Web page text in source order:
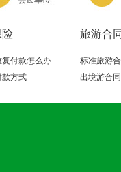
复付款怎么办
款方式
旅游合同
标准旅游
出境游合